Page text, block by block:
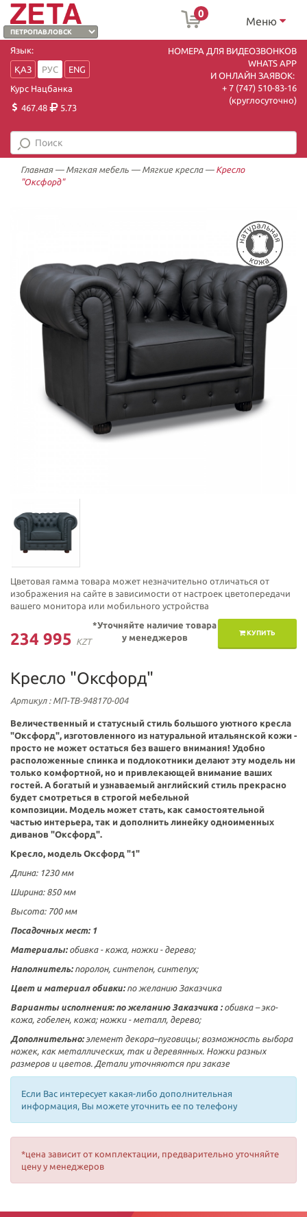
0
Меню
Язык:
ҚАЗ
РУС
ENG
Курс Нацбанка
467.48
5.73
НОМЕРА ДЛЯ ВИДЕОЗВОНКОВ
WHATS APP
И ОНЛАЙН ЗАЯВОК:
+ 7 (747) 510-83-16
(круглосуточно)
Главная— Мягкая мебель — Мягкие кресла— Кресло
"Оксфорд"
Цветовая гамма товара может незначительно отличаться от
изображения на сайте в зависимости от настроек цветопередачи
вашего монитора или мобильного устройства
234 995 KZT
КУПИТЬ
*Уточняйте наличие товара
у менеджеров
Кресло "Оксфорд"
Артикул: МП-ТВ-948170-004
Величественный и статусный стиль большого уютного кресла
"Оксфорд", изготовленного из натуральной итальянской кожи -
просто не может остаться без вашего внимания! Удобно
расположенные спинка и подлокотники делают эту модель ни
только комфортной, но и привлекающей внимание ваших
гостей. А богатый и узнаваемый английский стиль прекрасно
будет смотреться в строгой мебельной
композиции. Модель может стать, как самостоятельной
частью интерьера, так и дополнить линейку одноименных
диванов "Оксфорд".
Кресло, модель Оксфорд "1"
Длина: 1230 мм
Ширина: 850 мм
Высота: 700 мм
Посадочных мест: 1
Материалы:обивка - кожа, ножки - дерево;
Наполнитель:поролон, синтепон, синтепух;
Цвет и материал обивки: по желанию Заказчика
Варианты исполнения: по желанию Заказчика : обивка – эко-
кожа, гобелен, кожа; ножки - металл, дерево;
Дополнительно:элемент декора–пуговицы; возможность выбора
ножек, как металлических, так и деревянных. Ножки разных
размеров и цветов. Детали уточняются при заказе
Если Вас интересует какая-либо дополнительная
информация, Вы можете уточнить ее по телефону
*цена зависит от комплектации, предварительно уточняйте
цену у менеджеров